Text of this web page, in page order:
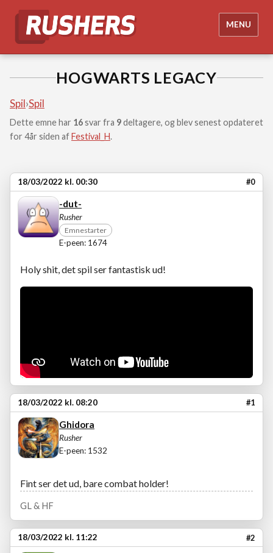
MENU
HOGWARTS LEGACY
Spil›Spil
Dette emne har 16svar fra 9deltagere, og blev senest opdateret
for 4år siden afFestival_H.
18/03/2022 kl. 00:30 #0
-dut-
Rusher
Emnestarter
E-peen: 1674
Holy shit, det spil ser fantastisk ud!
18/03/2022 kl. 08:20 #1
Ghidora
Rusher
E-peen: 1532
Fint ser det ud, bare combat holder!
GL & HF
18/03/2022 kl. 11:22 #2